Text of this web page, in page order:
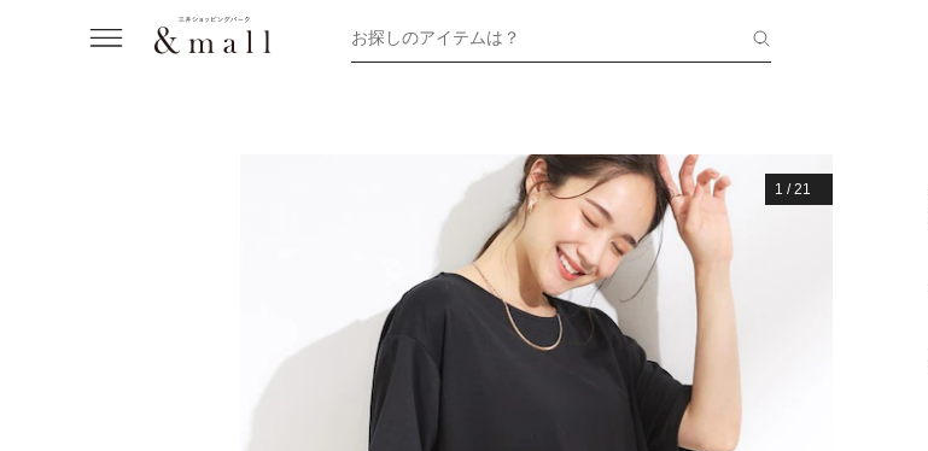
お探しのアイテムは？
1 /21